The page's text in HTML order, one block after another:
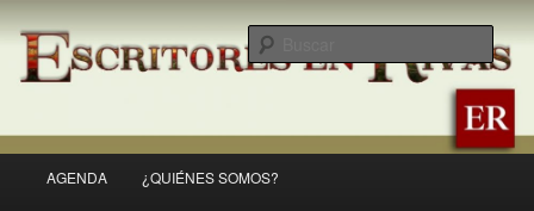
Ir
al
contenido
principal
Revista Escritores en Rivas
principal
AGENDA ¿QUIÉNES SOMOS?